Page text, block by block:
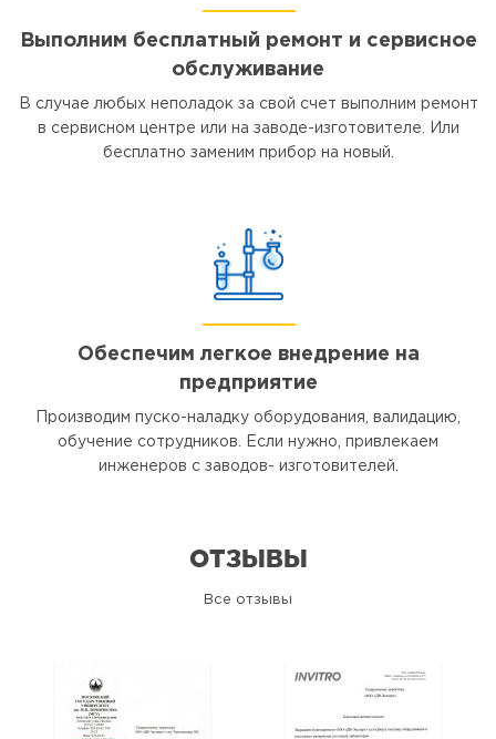
Выполним бесплатный ремонт и сервисное
обслуживание
В случае любых неполадок за свой счет выполним ремонт
в сервисном центре или на заводе-изготовителе. Или
бесплатно заменим прибор на новый.
Обеспечим легкое внедрение на
предприятие
Производим пуско-наладку оборудования, валидацию,
обучение сотрудников. Если нужно, привлекаем
инженеров с заводов- изготовителей.
ОТЗЫВЫ
Все отзывы